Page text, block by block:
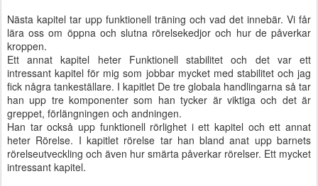
Nästa kapitel tar upp funktionell träning och vad det innebär. Vi får
lära oss om öppna och slutna rörelsekedjor och hur de påverkar
kroppen.
Ett annat kapitel heter Funktionell stabilitet och det var ett
intressant kapitel för mig som jobbar mycket med stabilitet och jag
fick några tankeställare. I kapitlet De tre globala handlingarna så tar
han upp tre komponenter som han tycker är viktiga och det är
greppet, förlängningen och andningen.
Han tar också upp funktionell rörlighet i ett kapitel och ett annat
heter Rörelse. I kapitlet rörelse tar han bland anat upp barnets
rörelseutveckling och även hur smärta påverkar rörelser. Ett mycket
intressant kapitel.